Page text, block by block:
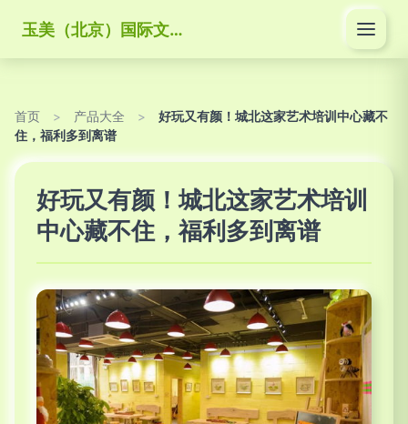
玉美（北京）国际文化传媒有限公司
首页 > 产品大全 >
好玩又有颜！城北这家艺术培训中心藏不
住，福利多到离谱
好玩又有颜！城北这家艺术培训
中心藏不住，福利多到离谱